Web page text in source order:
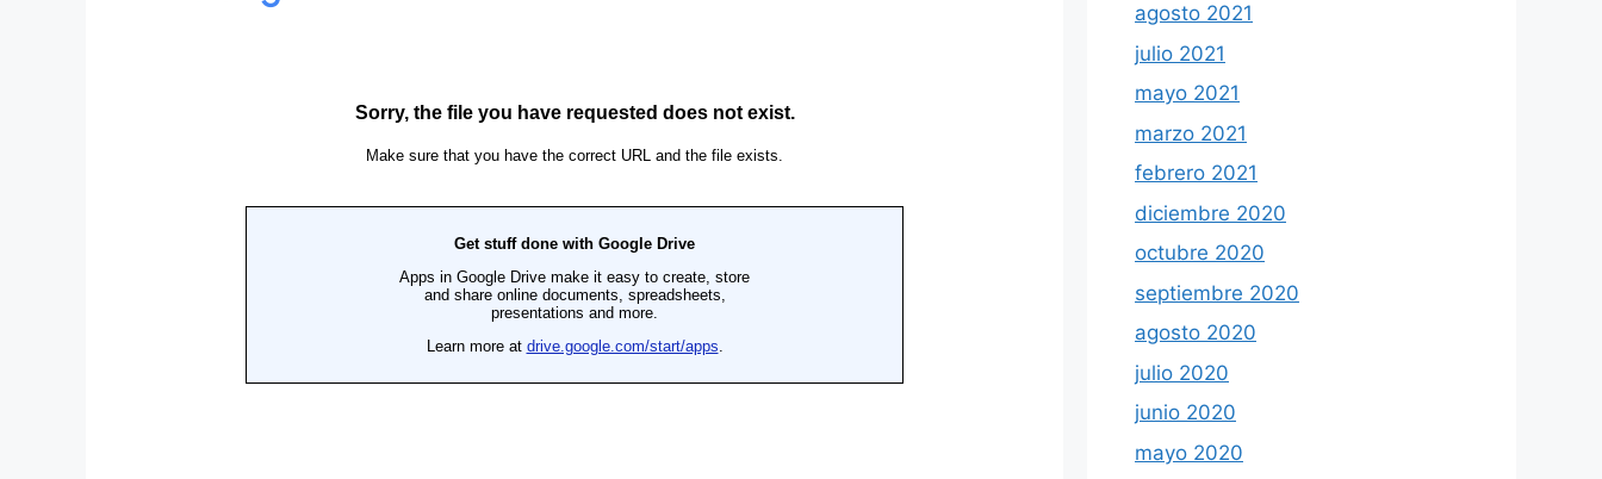
agosto 2021
julio 2021
mayo 2021
marzo 2021
febrero 2021
diciembre 2020
octubre 2020
septiembre 2020
agosto 2020
julio 2020
junio 2020
mayo 2020